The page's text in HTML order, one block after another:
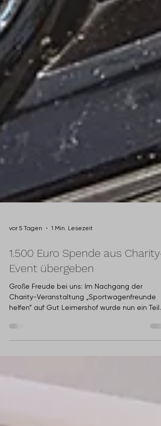
vor 5 Tagen 1 Min. Lesezeit
1.500 Euro Spende aus Charity-
Event übergeben
Große Freude bei uns: Im Nachgang der
helfen“ auf Gut Leimershof wurde nun ein Teil
der Erlöse an unseren Verein übergeben.